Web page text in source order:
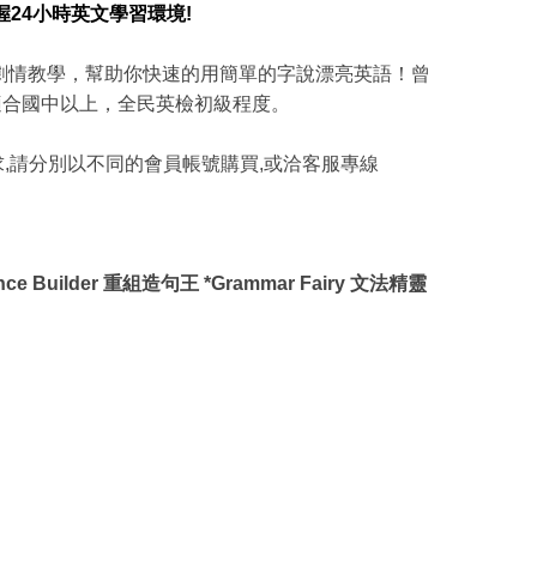
24小時英文學習環境!
教學，幫助你快速的用簡單的字說漂亮英語！曾
國中以上，全民英檢初級程度。
分別以不同的會員帳號購買,或洽客服專線
Builder 重組造句王 *Grammar Fairy 文法精靈